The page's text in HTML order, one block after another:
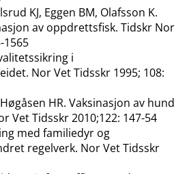
KJ, Eggen BM, Olafsson K.
av oppdrettsfisk. Tidskr Nor
1565
i
Nor Vet Tidsskr 1995; 108:
HR. Vaksinasjon av hund
Vet Tidsskr 2010;122: 147-54
med familiedyr og
regelverk. Nor Vet Tidsskr